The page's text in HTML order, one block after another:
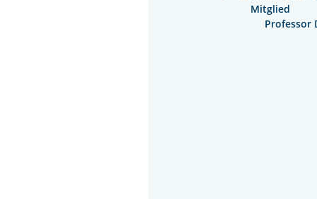
Mitglied
Professor